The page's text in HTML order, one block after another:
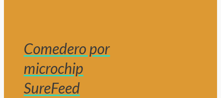
Comedero por
microchip
SureFeed